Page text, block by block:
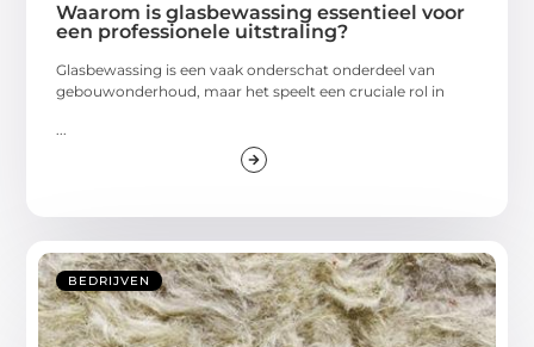
Waarom is glasbewassing essentieel voor
een professionele uitstraling?
Glasbewassing is een vaak onderschat onderdeel van
gebouwonderhoud, maar het speelt een cruciale rol in
...
BEDRIJVEN